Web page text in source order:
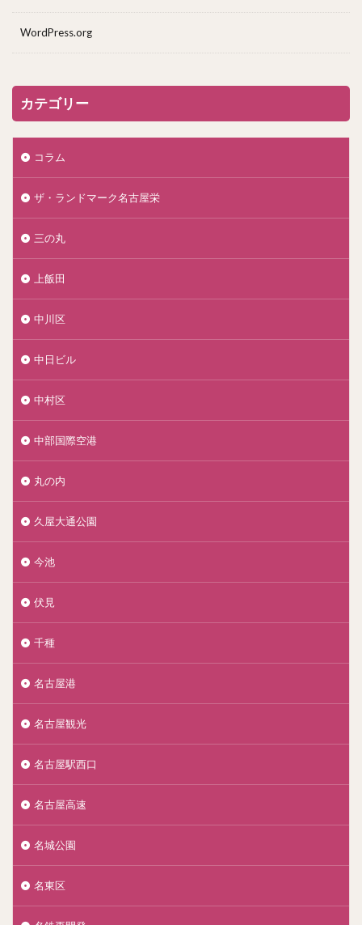
WordPress.org
カテゴリー
コラム
ザ・ランドマーク名古屋栄
三の丸
上飯田
中川区
中日ビル
中村区
中部国際空港
丸の内
久屋大通公園
今池
伏見
千種
名古屋港
名古屋観光
名古屋駅西口
名古屋高速
名城公園
名東区